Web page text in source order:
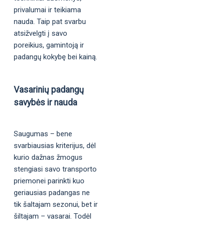
privalumai ir teikiama
nauda. Taip pat svarbu
atsižvelgti į savo
poreikius, gamintoją ir
padangų kokybę bei kainą.
Vasarinių padangų
savybės ir nauda
Saugumas – bene
svarbiausias kriterijus, dėl
kurio dažnas žmogus
stengiasi savo transporto
priemonei parinkti kuo
geriausias padangas ne
tik šaltajam sezonui, bet ir
šiltajam – vasarai. Todėl